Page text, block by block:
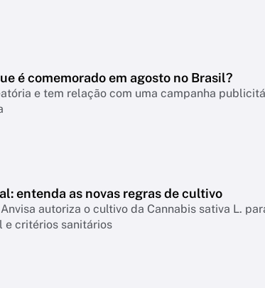
é comemorado em agosto no Brasil?
e tem relação com uma campanha
entenda as novas regras de cultivo
autoriza o cultivo da Cannabis sativa L.
e critérios sanitários